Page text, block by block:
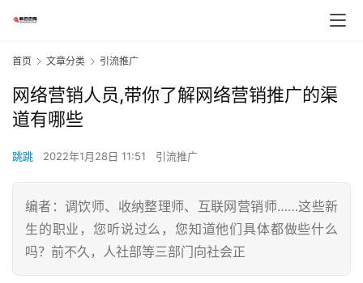
首页 文章分类 引流推广
网络营销人员,带你了解网络营销推广的渠
道有哪些
跳跳 2022年1月28日 11:51 引流推广
编者：调饮师、收纳整理师、互联网营销师……这些新
生的职业，您听说过么，您知道他们具体都做些什么
吗？前不久，人社部等三部门向社会正